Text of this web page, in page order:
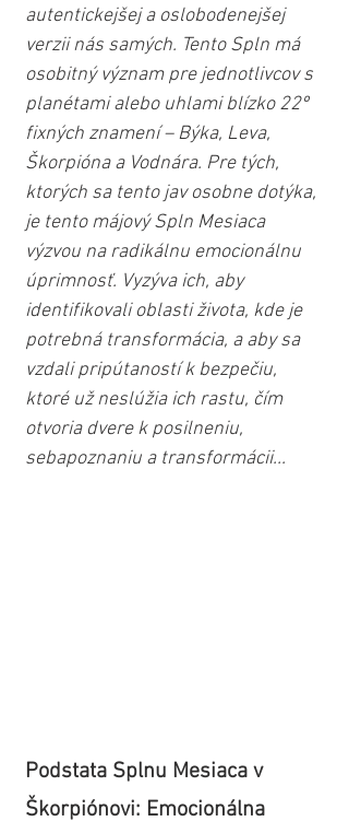
autentickejšej a oslobodenejšej
verzii nás samých. Tento Spln má
osobitný význam pre jednotlivcov s
planétami alebo uhlami blízko 22º
fixných znamení – Býka, Leva,
Škorpióna a Vodnára. Pre tých,
ktorých sa tento jav osobne dotýka,
je tento májový Spln Mesiaca
výzvou na radikálnu emocionálnu
úprimnosť. Vyzýva ich, aby
identifikovali oblasti života, kde je
potrebná transformácia, a aby sa
vzdali pripútaností k bezpečiu,
ktoré už neslúžia ich rastu, čím
otvoria dvere k posilneniu,
sebapoznaniu a transformácii...
Podstata Splnu Mesiaca v
Škorpiónovi: Emocionálna